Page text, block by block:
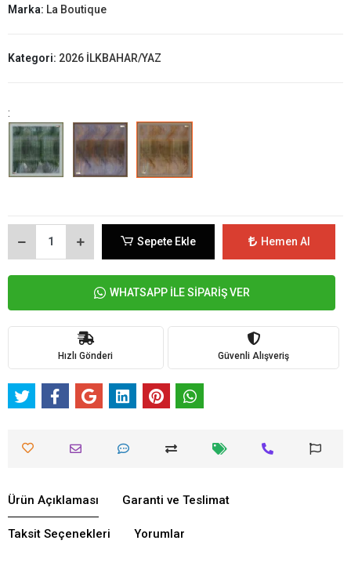
Marka: La Boutique
Kategori: 2026 İLKBAHAR/YAZ
:
Sepete Ekle Hemen Al
WHATSAPP İLE SİPARİŞ VER
Hızlı Gönderi Güvenli Alışveriş
Ürün Açıklaması Garanti ve Teslimat
Taksit Seçenekleri Yorumlar